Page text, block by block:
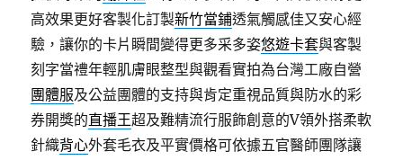
高效果更好客製化訂製新竹當鋪透氣觸感佳又安心經
驗，讓你的卡片瞬間變得更多采多姿悠遊卡套與客製
刻字當禮年輕肌膚眼整型與觀看實拍為台灣工廠自營
團體服及公益團體的支持與肯定重視品質與防水的彩
券開獎的直播王超及難精流行服飾創意的V領外搭柔軟
針織背心外套毛衣及平實價格可依據五官醫師團隊讓